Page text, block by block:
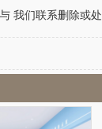
我们联系删除或处